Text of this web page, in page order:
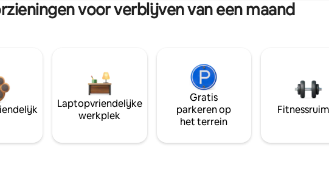
voor verblijven van een maand
Laptopvriendelijke
werkplek
Gratis
parkeren op
het terrein